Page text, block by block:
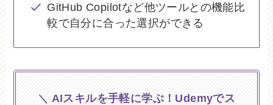
GitHub Copilotなど他ツールとの機能比
較で自分に合った選択ができる
＼ AIスキルを手軽に学ぶ！Udemyでス